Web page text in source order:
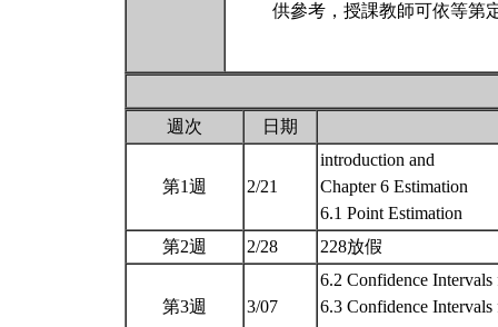
供參考，授課教師可依等第
週次 日期
第1週 2/21
introduction and
Chapter 6 Estimation
6.1 Point Estimation
第2週
2/28 228放假
第3週 3/07
6.2 Confidence Intervals
6.3 Confidence